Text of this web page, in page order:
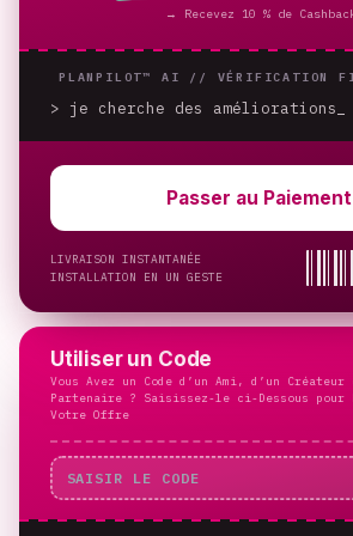
→ Recevez 10 % de
PLANPILOT™ AI // VÉRIFICATION
> je cherche des améliorations
Passer au Paiement
LIVRAISON INSTANTANÉE
INSTALLATION EN UN GESTE
Utiliser un Code
Vous Avez un Code d’un Ami, d’un Créateur
Partenaire ? Saisissez-le ci-Dessous pour
Votre Offre